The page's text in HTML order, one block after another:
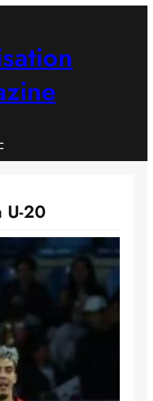
U-20